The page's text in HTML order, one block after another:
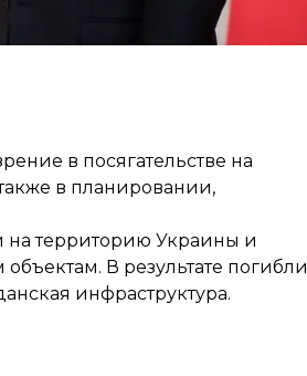
в посягательстве на
в планировании,
на территорию Украины и
В результате погибли
инфраструктура.